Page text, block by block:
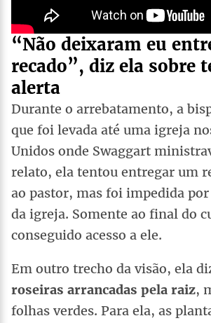
“Não deixaram eu
recado”, diz ela sobre
alerta
Durante o arrebatamento, a
que foi levada até uma igreja
Unidos onde Swaggart
relato, ela tentou entregar um
ao pastor, mas foi impedida
da igreja. Somente ao final do
conseguido acesso a ele.
Em outro trecho da visão, ela
roseiras arrancadas pela raiz,
folhas verdes. Para ela, as